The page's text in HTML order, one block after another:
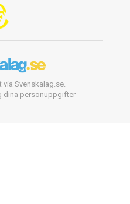
Svenskalag.se.
dina personuppgifter